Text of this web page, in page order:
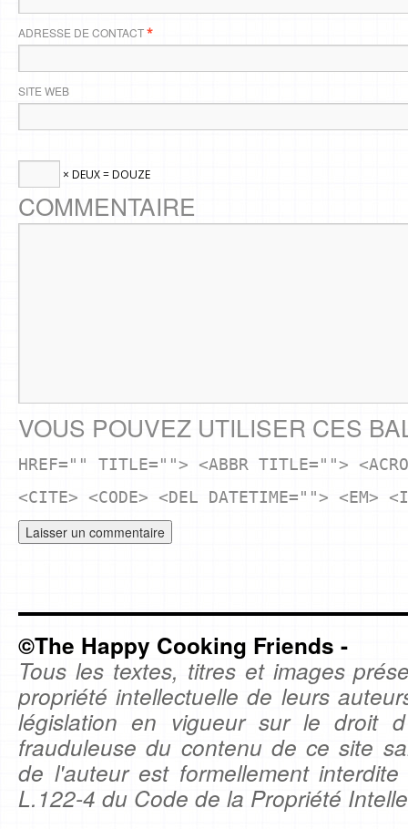
ADRESSE DE CONTACT*
SITE WEB
× DEUX = DOUZE
COMMENTAIRE
VOUS POUVEZ UTILISER CES
HREF="" TITLE=""> <ABBR TITLE="">
<CITE> <CODE> <DEL DATETIME=""> <EM>
©The Happy Cooking Friends -
Tous les textes, titres et images
propriété intellectuelle de leurs
législation en vigueur sur le droit
frauduleuse du contenu de ce site
de l'auteur est formellement
L.122-4 du Code de la Propriété